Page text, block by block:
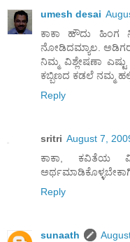
umesh desai
ಕಾಕಾ ಹೌದು ಹಿಂಗ
ನೋಡಿದಮ್ಯಾಲ. ಅಡಿಗರ
ನಿಮ್ಮ ವಿಶ್ಲೇಷಣಾ
ಕಬ್ಬಿಣದ ಕಡಲೆ ನಮ್ಮ
Reply
sritri August 7,
ಕಾಕಾ, ಕವಿತೆಯ
Reply
sunaath